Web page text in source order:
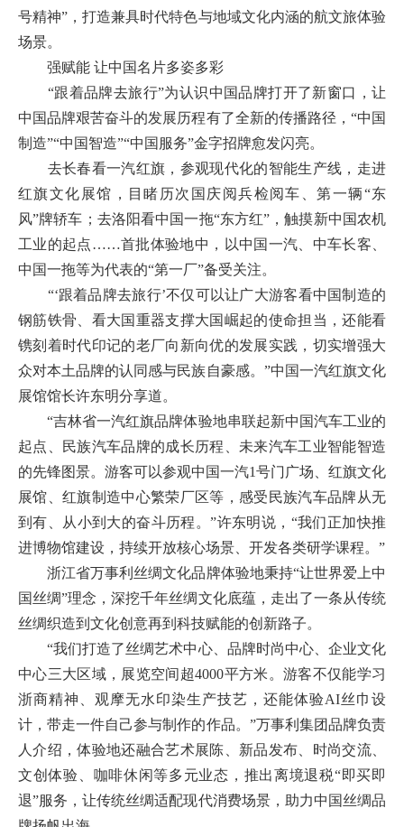
号精神”，打造兼具时代特色与地域文化内涵的航文旅体验
场景。
强赋能 让中国名片多姿多彩
“跟着品牌去旅行”为认识中国品牌打开了新窗口，让
中国品牌艰苦奋斗的发展历程有了全新的传播路径，“中国
制造”“中国智造”“中国服务”金字招牌愈发闪亮。
去长春看一汽红旗，参观现代化的智能生产线，走进
红旗文化展馆，目睹历次国庆阅兵检阅车、第一辆“东
风”牌轿车；去洛阳看中国一拖“东方红”，触摸新中国农机
工业的起点……首批体验地中，以中国一汽、中车长客、
中国一拖等为代表的“第一厂”备受关注。
“‘跟着品牌去旅行’不仅可以让广大游客看中国制造的
钢筋铁骨、看大国重器支撑大国崛起的使命担当，还能看
镌刻着时代印记的老厂向新向优的发展实践，切实增强大
众对本土品牌的认同感与民族自豪感。”中国一汽红旗文化
展馆馆长许东明分享道。
“吉林省一汽红旗品牌体验地串联起新中国汽车工业的
起点、民族汽车品牌的成长历程、未来汽车工业智能智造
的先锋图景。游客可以参观中国一汽1号门广场、红旗文化
展馆、红旗制造中心繁荣厂区等，感受民族汽车品牌从无
到有、从小到大的奋斗历程。”许东明说，“我们正加快推
进博物馆建设，持续开放核心场景、开发各类研学课程。”
浙江省万事利丝绸文化品牌体验地秉持“让世界爱上中
国丝绸”理念，深挖千年丝绸文化底蕴，走出了一条从传统
丝绸织造到文化创意再到科技赋能的创新路子。
“我们打造了丝绸艺术中心、品牌时尚中心、企业文化
中心三大区域，展览空间超4000平方米。游客不仅能学习
浙商精神、观摩无水印染生产技艺，还能体验AI丝巾设
计，带走一件自己参与制作的作品。”万事利集团品牌负责
人介绍，体验地还融合艺术展陈、新品发布、时尚交流、
文创体验、咖啡休闲等多元业态，推出离境退税“即买即
退”服务，让传统丝绸适配现代消费场景，助力中国丝绸品